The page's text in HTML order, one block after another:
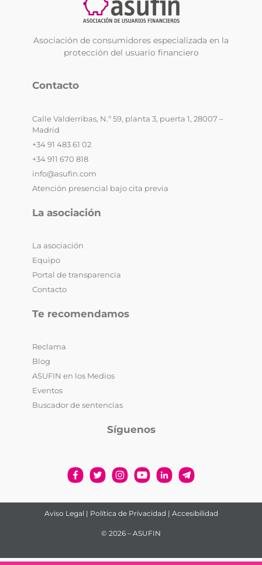
Asociación de consumidores especializada en la
protección del usuario financiero
Contacto
Calle Valderribas, N.º 59, planta 3, puerta 1, 28007 –
Madrid
+34 91 483 61 02
+34 911 670 818
info@asufin.com
Atención presencial bajo cita previa
La asociación
La asociación
Equipo
Portal de transparencia
Contacto
Te recomendamos
Reclama
Blog
ASUFIN en los Medios
Eventos
Buscador de sentencias
Síguenos
Aviso Legal | Política de Privacidad | Accesibilidad
© 2026 – ASUFIN